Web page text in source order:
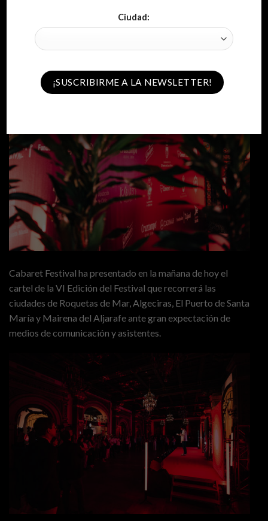
Cabaret Festival ha presentado en la mañana de hoy el
cartel de la VI Edición del Festival que recorrerá las
ciudades de Roquetas de Mar, Algeciras, El Puerto de Santa
María y Mairena del Aljarafe ante gran expectación de
medios de comunicación y asistentes.
Ciudad: